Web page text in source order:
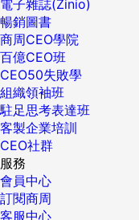
電子雜誌(Zinio)
暢銷圖書
商周CEO學院
百億CEO班
CEO50失敗學
組織領袖班
駐足思考表達班
客製企業培訓
CEO社群
服務
會員中心
訂閱商周
客服中心